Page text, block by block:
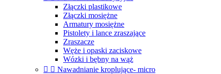
Złączki plastikowe
Złączki mosiężne
Armatury mosiężne
Pistolety i lance zraszające
Zraszacze
Węże i opaski zaciskowe
Wózki i bębny na wąż
  Nawadnianie kroplujące- micro